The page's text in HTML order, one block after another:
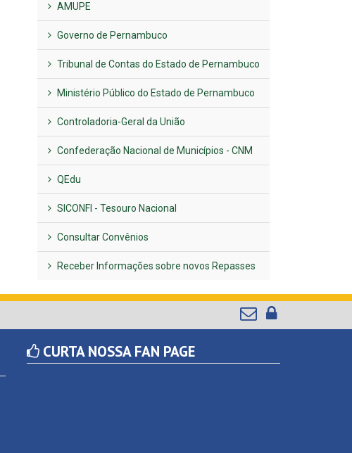
AMUPE
Governo de Pernambuco
Tribunal de Contas do Estado de Pernambuco
Ministério Público do Estado de Pernambuco
Controladoria-Geral da União
Confederação Nacional de Municípios - CNM
QEdu
SICONFI - Tesouro Nacional
Consultar Convênios
Receber Informações sobre novos Repasses
CURTA NOSSA FAN PAGE